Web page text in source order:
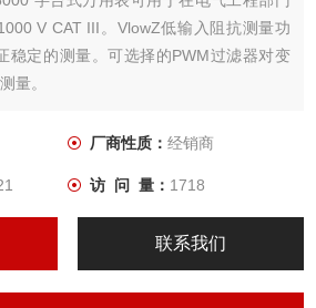
V CAT III。VlowZ低输入阻抗测量功
稳定的测量。可选择的PWM过滤器对变
量。
厂商性质： 经销商
访 问 量： 1718
联系我们